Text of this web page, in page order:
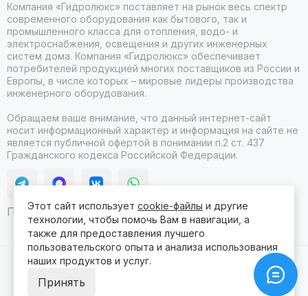
Компания «Гидролюкс» поставляет на рынок весь спектр
современного оборудования как бытового, так и
промышленного класса для отопления, водо- и
электроснабжения, освещения и других инженерных
систем дома. Компания «Гидролюкс» обеспечивает
потребителей продукцией многих поставщиков из России и
Европы, в числе которых – мировые лидеры производства
инженерного оборудования.
Обращаем ваше внимание, что данный интернет-сайт
носит информационный характер и информация на сайте не
является публичной офертой в понимании п.2 ст. 437
Гражданского кодекса Российской Федерации.
Продвижение сайта itb
2026 © Гидролюкс.
Сделано в
Этот сайт использует cookie-файлы и другие
технологии, чтобы помочь Вам в навигации, а
также для предоставления лучшего
пользовательского опыта и анализа использования
наших продуктов и услуг.
Принять